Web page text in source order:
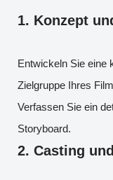
1. Konzept
Entwickeln Sie eine
Zielgruppe Ihres
Verfassen Sie ein
Storyboard.
2. Casting